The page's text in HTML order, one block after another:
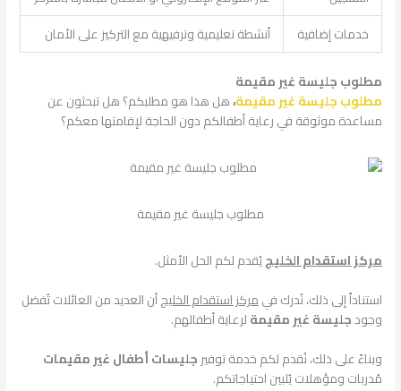
خدمات إضافية
أنشطة تعليمية وترفيهية مع التركيز على الأمان
مطلوب جليسة غير مقيمة
مطلوب جليسة غير مقيمة،هل هذا هو مطلبكم؟ هل تبحثون عن
مساعدة موثوقة في رعاية أطفالكم دون الحاجة لإقامتها معكم؟
مطلوب جليسة غير مقيمة
مركز استقدام الخليجيُقدم لكم الحل الأمثل.
استناداً إلى ذلك، نُدرك فيمركز استقدام الخليجأن العديد من العائلات تُفضل
وجودجليسة غير مقيمةلرعاية أطفالهم.
وبناءً على ذلك، نُقدم لكم خدمة توفيرجليسات أطفال غير مقيمات
مُدربات ومؤهلات يُلبين احتياجاتكم.